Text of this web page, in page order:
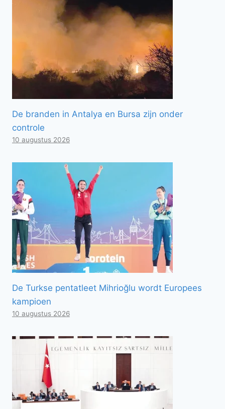
De branden in Antalya en Bursa zijn onder
controle
10 augustus 2026
De Turkse pentatleet Mihrioğlu wordt Europees
kampioen
10 augustus 2026